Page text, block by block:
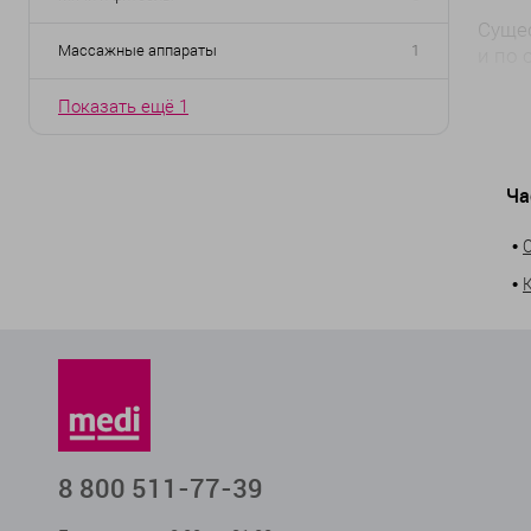
Массажные аппараты 1
Показать ещё 1
под
•
•
8 800 511-77-39